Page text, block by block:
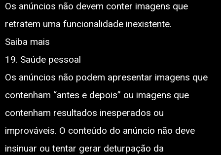
Os anúncios não devem conter imagens que
retratem uma funcionalidade inexistente.
Saiba mais
19. Saúde pessoal
Os anúncios não podem apresentar imagens que
contenham “antes e depois” ou imagens que
contenham resultados inesperados ou
improváveis. O conteúdo do anúncio não deve
insinuar ou tentar gerar deturpação da